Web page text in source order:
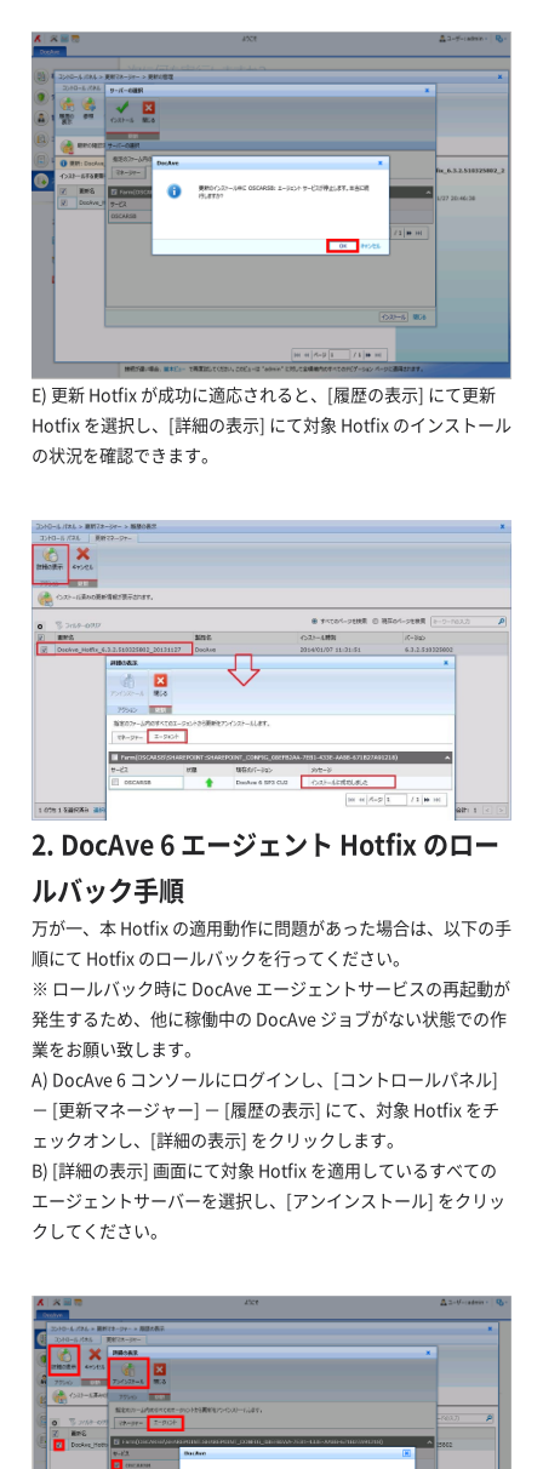
E) 更新 Hotfix が成功に適応されると、[履歴の表示] にて更新
Hotfix を選択し、[詳細の表示] にて対象 Hotfix のインストール
の状況を確認できます。
2. DocAve 6 エージェント Hotfix のロー
ルバック手順
万が一、本 Hotfix の適用動作に問題があった場合は、以下の手
順にて Hotfix のロールバックを行ってください。
※ ロールバック時に DocAve エージェントサービスの再起動が
発生するため、他に稼働中の DocAve ジョブがない状態での作
業をお願い致します。
A) DocAve 6 コンソールにログインし、[コントロールパネル]
－ [更新マネージャー] － [履歴の表示] にて、対象 Hotfix をチ
ェックオンし、[詳細の表示] をクリックします。
B) [詳細の表示] 画面にて対象 Hotfix を適用しているすべての
エージェントサーバーを選択し、[アンインストール] をクリッ
クしてください。